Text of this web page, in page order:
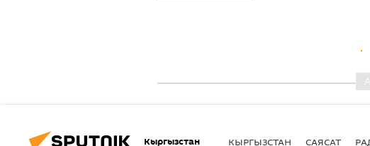
Кыргызстан КЫРГЫЗСТАН САЯСАТ